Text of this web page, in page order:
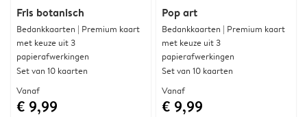
Fris botanisch
Bedankkaarten | Premium kaart
met keuze uit 3
papierafwerkingen
Set van 10 kaarten
Vanaf
€ 9,99
Pop art
Bedankkaarten | Premium kaart
met keuze uit 3
papierafwerkingen
Set van 10 kaarten
Vanaf
€ 9,99